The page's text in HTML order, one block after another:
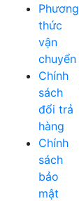
Phương
thức
vận
chuyển
Chính
sách
đổi trả
hàng
Chính
sách
bảo
mật